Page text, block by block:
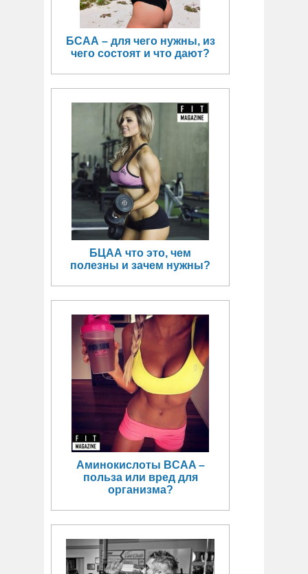
БСАА – для чего нужны, из
чего состоят и что дают?
БЦАА что это, чем
полезны и зачем нужны?
Аминокислоты BCAA –
польза или вред для
организма?